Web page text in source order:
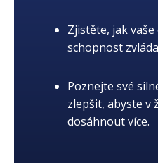
Zjistěte, jak
schopnost
Poznejte své
zlepšit, abyste v
dosáhnout více.